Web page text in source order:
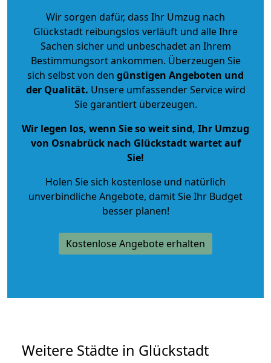
Wir sorgen dafür, dass Ihr Umzug nach
Glückstadt reibungslos verläuft und alle Ihre
Sachen sicher und unbeschadet an Ihrem
Bestimmungsort ankommen. Überzeugen Sie
sich selbst von den günstigen Angeboten und
der Qualität. Unsere umfassender Service wird
Sie garantiert überzeugen.
Wir legen los, wenn Sie so weit sind, Ihr Umzug
von Osnabrück nach Glückstadt wartet auf
Sie!
Holen Sie sich kostenlose und natürlich
unverbindliche Angebote, damit Sie Ihr Budget
besser planen!
Kostenlose Angebote erhalten
Weitere Städte in Glückstadt